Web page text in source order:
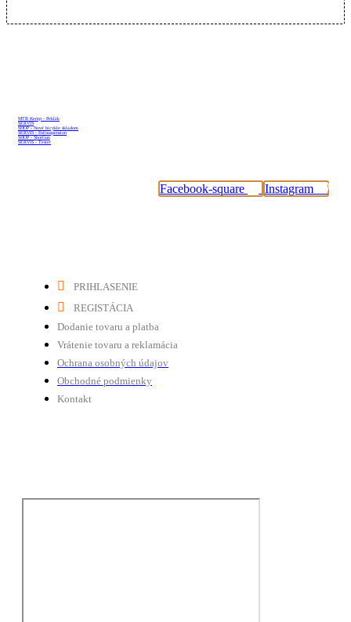
MTB Kemp - Peklák
SERVIS
SHOP - Nové bicykle skladom
SERVIS - Fullsuspension
SHOP - ShotGun
SERVIS - Tester
Facebook-square Instagram
PRIHLASENIE
REGISTÁCIA
Dodanie tovaru a platba
Vrátenie tovaru a reklamácia
Ochrana osobných údajov
Obchodné podmienky
Kontakt